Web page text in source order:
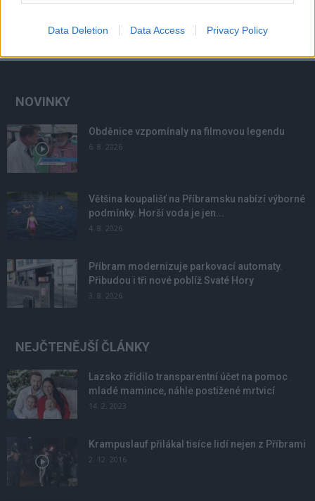
Data Deletion Data Access Privacy Policy
NOVINKY
Obděnice vzpomínaly na filmovou legendu
6. 8. 2026
Většina koupališť na Příbramsku nabízí výborné
podmínky. Horší voda je jen...
4. 8. 2026
Příbram modernizuje parkovací automaty.
Přibudou i tři nové poblíž Svaté Hory
3. 8. 2026
NEJČTENĚJŠÍ ČLÁNKY
Lazsko zřídilo transparentní účet na pomoc
mladé mamince, náhle postižené mrtvicí
14. 2. 2023
Krampuslauf přilákal tisíce lidí nejen z Příbrami
2. 12. 2016